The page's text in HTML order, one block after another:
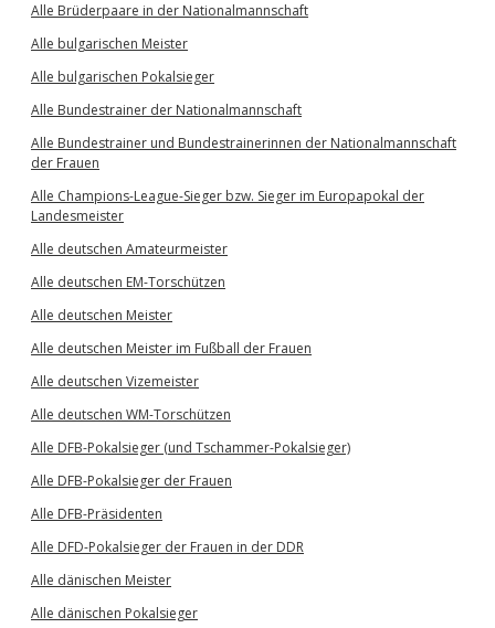
Alle Brüderpaare in der Nationalmannschaft
Alle bulgarischen Meister
Alle bulgarischen Pokalsieger
Alle Bundestrainer der Nationalmannschaft
Alle Bundestrainer und Bundestrainerinnen der Nationalmannschaft
der Frauen
Alle Champions-League-Sieger bzw. Sieger im Europapokal der
Landesmeister
Alle deutschen Amateurmeister
Alle deutschen EM-Torschützen
Alle deutschen Meister
Alle deutschen Meister im Fußball der Frauen
Alle deutschen Vizemeister
Alle deutschen WM-Torschützen
Alle DFB-Pokalsieger (und Tschammer-Pokalsieger)
Alle DFB-Pokalsieger der Frauen
Alle DFB-Präsidenten
Alle DFD-Pokalsieger der Frauen in der DDR
Alle dänischen Meister
Alle dänischen Pokalsieger